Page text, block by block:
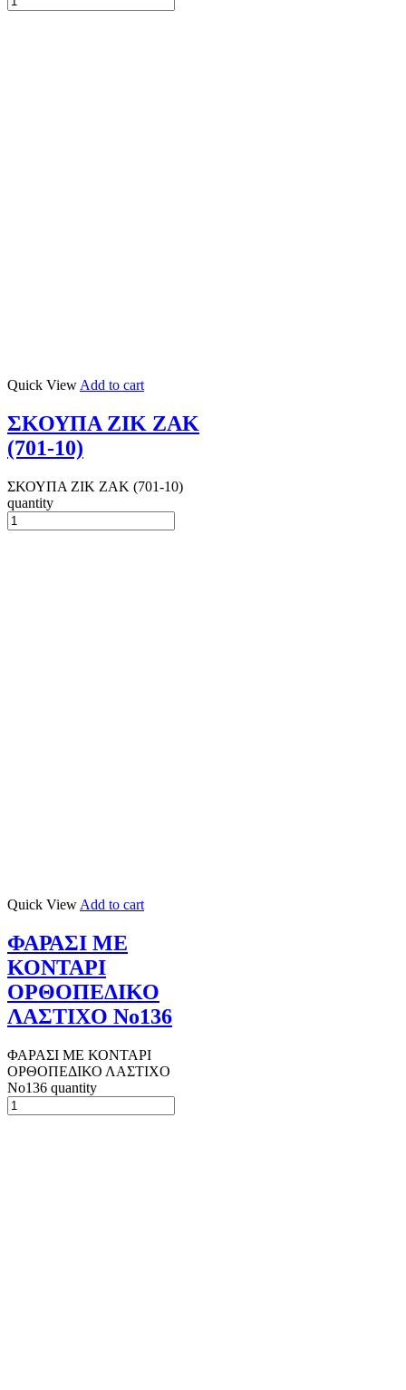
Quick ViewAdd to cart
ΣΚΟΥΠΑ ΖΙΚ ΖΑΚ
(701-10)
ΣΚΟΥΠΑ ΖΙΚ ΖΑΚ (701-10)
quantity
Quick View Add to cart
ΦΑΡΑΣΙ ΜΕ
ΚΟΝΤΑΡΙ
ΟΡΘΟΠΕΔΙΚΟ
ΛΑΣΤΙΧΟ Νο136
ΦΑΡΑΣΙ ΜΕ ΚΟΝΤΑΡΙ
ΟΡΘΟΠΕΔΙΚΟ ΛΑΣΤΙΧΟ
Νο136 quantity